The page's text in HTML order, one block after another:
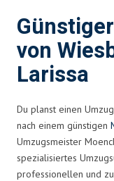
von
Larissa
Du planst einen
nach einem günstigen
Umzugsmeister
spezialisiertes
professionellen und